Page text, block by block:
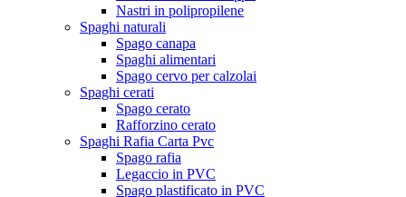
Nastri in polipropilene
Spaghi naturali
Spago canapa
Spaghi alimentari
Spago cervo per calzolai
Spaghi cerati
Spago cerato
Rafforzino cerato
Spaghi Rafia Carta Pvc
Spago rafia
Legaccio in PVC
Spago plastificato in PVC